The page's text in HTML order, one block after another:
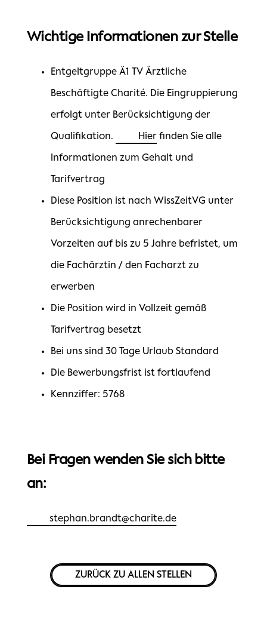
Wichtige Informationen zur Stelle
Entgeltgruppe Ä1 TV Ärztliche
Beschäftigte Charité. Die Eingruppierung
erfolgt unter Berücksichtigung der
Qualifikation. Hier finden Sie alle
Informationen zum Gehalt und
Tarifvertrag
Diese Position ist nach WissZeitVG unter
Berücksichtigung anrechenbarer
Vorzeiten auf bis zu 5 Jahre befristet, um
die Fachärztin / den Facharzt zu
erwerben
Die Position wird in Vollzeit gemäß
Tarifvertrag besetzt
Bei uns sind 30 Tage Urlaub Standard
Die Bewerbungsfrist ist fortlaufend
Kennziffer: 5768
Bei Fragen wenden Sie sich bitte
an:
stephan.brandt@charite.de
ZURÜCK ZU ALLEN STELLEN